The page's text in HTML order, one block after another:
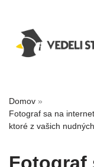
Domov »
Fotograf sa na
ktoré z vašich